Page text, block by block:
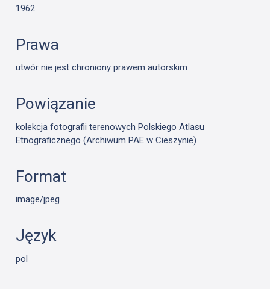
1962
Prawa
utwór nie jest chroniony prawem autorskim
Powiązanie
kolekcja fotografii terenowych Polskiego Atlasu
Etnograficznego (Archiwum PAE w Cieszynie)
Format
image/jpeg
Język
pol